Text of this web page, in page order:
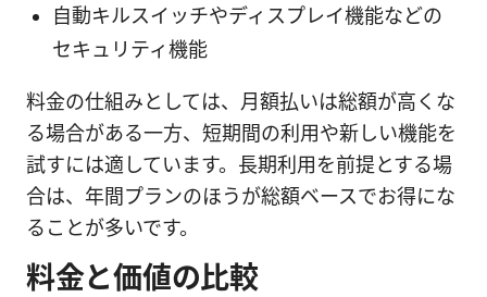
自動キルスイッチやディスプレイ機能などの
セキュリティ機能
料金の仕組みとしては、月額払いは総額が高くな
る場合がある一方、短期間の利用や新しい機能を
試すには適しています。長期利用を前提とする場
合は、年間プランのほうが総額ベースでお得にな
ることが多いです。
料金と価値の比較